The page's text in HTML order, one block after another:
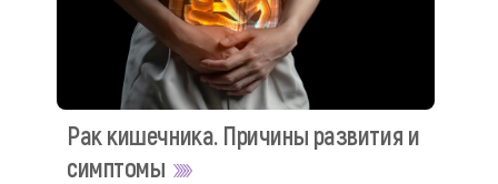
Рак кишечника. Причины развития и
симптомы